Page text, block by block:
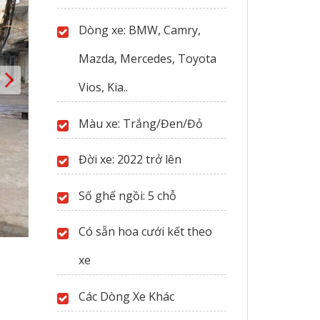
trang
phẩm
Dòng xe: BMW, Camry,
Mazda, Mercedes, Toyota
Vios, Kia..
Màu xe: Trắng/Đen/Đỏ
Đời xe: 2022 trở lên
Số ghế ngồi: 5 chỗ
Có sẵn hoa cưới kết theo
xe
Các Dòng Xe Khác